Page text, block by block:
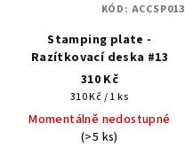
Stamping plate -
Razítkovací deska #13
310 Kč
Měrná
cena:
310 Kč / 1 ks
Momentálně nedostupné
(>5 ks)
KÓD: ACCSP013